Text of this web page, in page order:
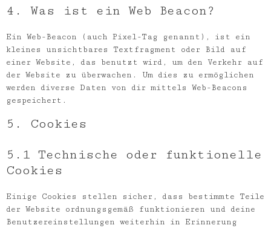
4. Was ist ein Web Beacon?
Ein Web-Beacon (auch Pixel-Tag genannt), ist ein
kleines unsichtbares Textfragment oder Bild auf
einer Website, das benutzt wird, um den Verkehr auf
der Website zu überwachen. Um dies zu ermöglichen
werden diverse Daten von dir mittels Web-Beacons
gespeichert.
5. Cookies
5.1 Technische oder funktionelle
Cookies
Einige Cookies stellen sicher, dass bestimmte Teile
der Website ordnungsgemäß funktionieren und deine
Benutzereinstellungen weiterhin in Erinnerung